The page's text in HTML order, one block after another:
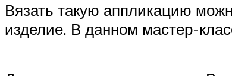
Вязать такую аппликацию
изделие. В данном мастер-